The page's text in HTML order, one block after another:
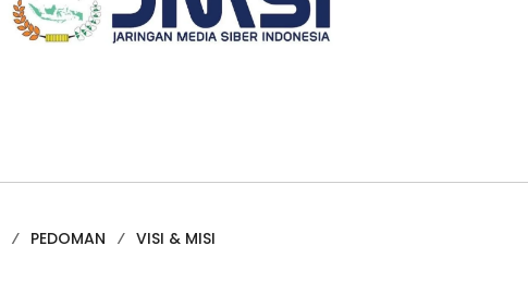
PEDOMAN
VISI & MISI